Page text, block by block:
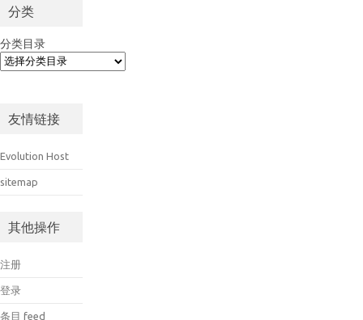
分类
分类目录
友情链接
Evolution Host
sitemap
其他操作
注册
登录
条目 feed